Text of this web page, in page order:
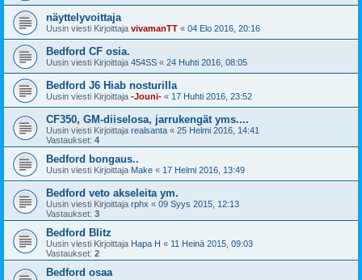
näyttelyvoittaja
Uusin viesti Kirjoittaja vivamanTT « 04 Elo 2016, 20:16
Bedford CF osia.
Uusin viesti Kirjoittaja 454SS « 24 Huhti 2016, 08:05
Bedford J6 Hiab nosturilla
Uusin viesti Kirjoittaja -Jouni- « 17 Huhti 2016, 23:52
CF350, GM-diiselosa, jarrukengät yms....
Uusin viesti Kirjoittaja realsanta « 25 Helmi 2016, 14:41
Vastaukset: 4
Bedford bongaus..
Uusin viesti Kirjoittaja Make « 17 Helmi 2016, 13:49
Bedford veto akseleita ym.
Uusin viesti Kirjoittaja rphx « 09 Syys 2015, 12:13
Vastaukset: 3
Bedford Blitz
Uusin viesti Kirjoittaja Hapa H « 11 Heinä 2015, 09:03
Vastaukset: 2
Bedford osaa